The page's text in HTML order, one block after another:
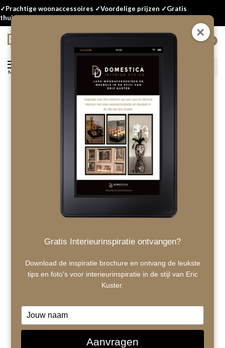
✓Prachtige woonaccessoires ✓Voordelige prijzen ✓Gratis
thuisbezorgd
Menu
Aluminium Art - One Dollar
Laat als eerste een review achter!
1/ 1
Gratis Interieurinspiratie ontvangen?
Download de inspiratie brochure en ontvang de leukste
tips en foto's voor interieurinspiratie in de stijl van Eric
Kuster.
Type
your
name
Aanvragen